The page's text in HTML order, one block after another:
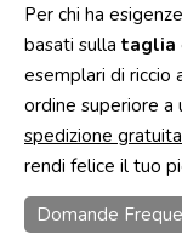
Per chi ha
basati sulla taglia
esemplari di riccio
ordine superiore a
spedizione gratuita
rendi felice il tuo
Domande